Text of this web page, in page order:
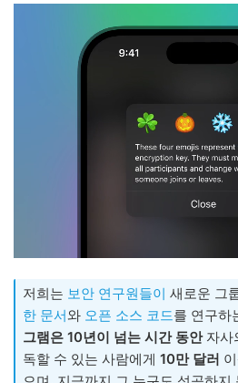
저희는 보안 연구원들이 새로운 그
한 문서와 오픈 소스 코드를 연구하
그램은 10년이 넘는 시간 동안자사
독할 수 있는 사람에게 10만 달러